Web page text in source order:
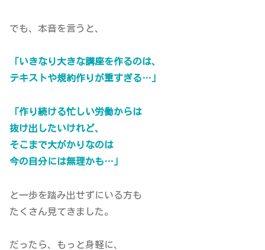
でも、本音を言うと、
「いきなり大きな講座を作るのは、
テキストや規約作りが重すぎる…」
「作り続ける忙しい労働からは
抜け出したいけれど、
そこまで大がかりなのは
今の自分には無理かも…」
と一歩を踏み出せずにいる方も
たくさん見てきました。
だったら、もっと身軽に、